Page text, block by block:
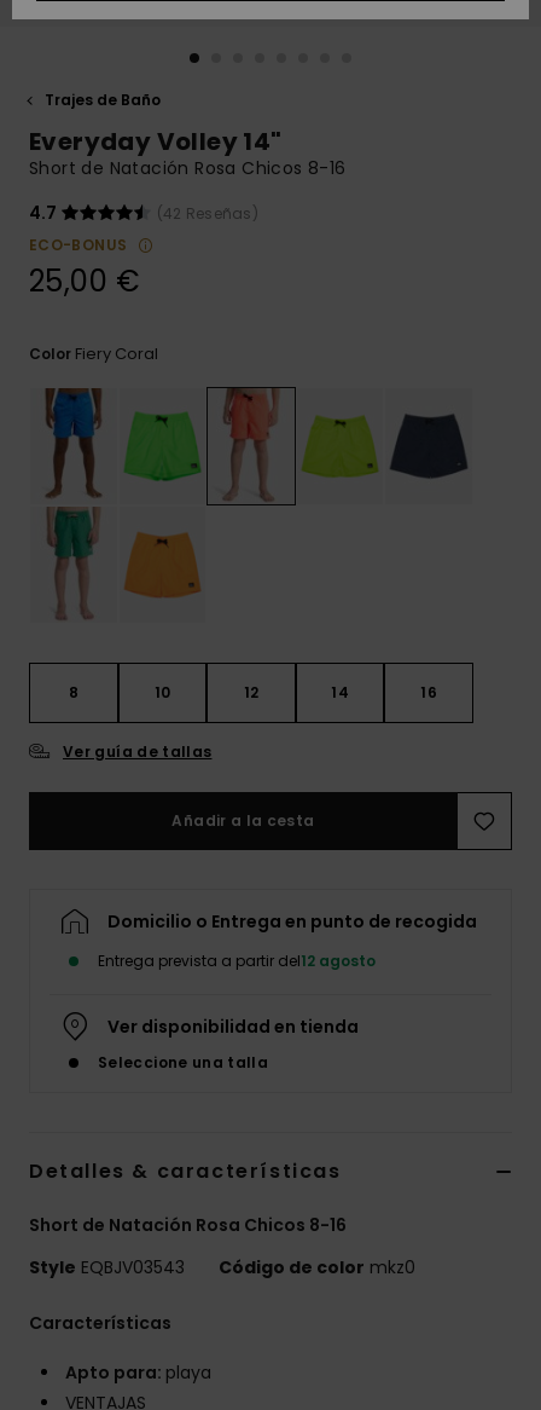
conversación
respuestas a
las preguntas
Consultar
las FAQ
Trajes de Baño
Everyday Volley 14"
Short de Natación Rosa Chicos 8-16
4.7
(42 Reseñas)
ECO-BONUS
25,00 €
Color Fiery Coral
8 10 12 14 16
Ver guía de tallas
Añadir a la cesta
Domicilio o Entrega en punto de recogida
Entrega prevista a partir del12 agosto
Ver disponibilidad en tienda
Seleccione una talla
Detalles & características
Short de Natación Rosa Chicos 8-16
Style EQBJV03543 Código de color mkz0
Características
Apto para: playa
VENTAJAS